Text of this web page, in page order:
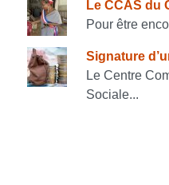
Le CCAS du
Pour être
Signature
Le Centre
Sociale...